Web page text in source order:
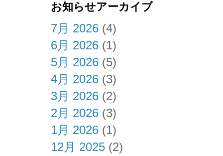
お知らせアーカイブ
7月 2026 (4)
6月 2026 (1)
5月 2026 (5)
4月 2026 (3)
3月 2026 (2)
2月 2026 (3)
1月 2026 (1)
12月 2025 (2)